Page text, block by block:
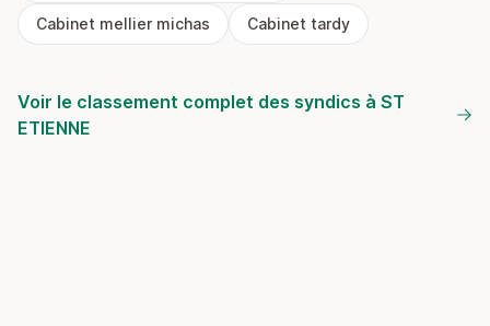
Cabinet mellier michas Cabinet tardy
Voir le classement complet des syndics à ST
ETIENNE